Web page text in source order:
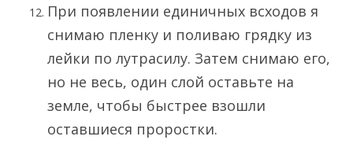
При появлении единичных всходов я
снимаю пленку и поливаю грядку из
лейки по лутрасилу. Затем снимаю его,
но не весь, один слой оставьте на
земле, чтобы быстрее взошли
оставшиеся проростки.